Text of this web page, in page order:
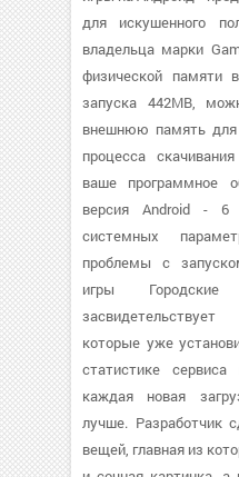
для искушенного
владельца марки
физической памяти
запуска 442MB,
внешнюю память для
процесса
ваше программное
версия Android -
системных
проблемы с
игры Городские
которые уже
статистике
каждая новая
лучше. Разработчик
вещей, главная из